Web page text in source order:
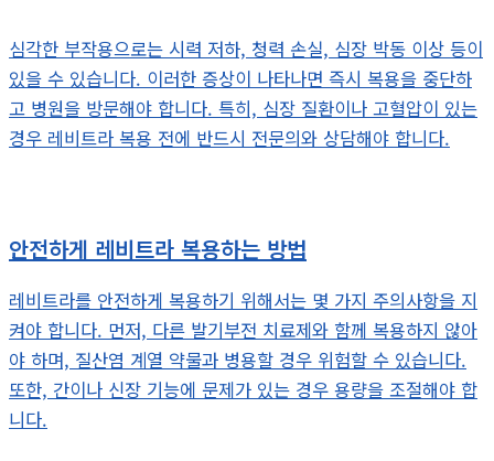
심각한 부작용으로는 시력 저하, 청력 손실, 심장 박동 이상 등이
있을 수 있습니다. 이러한 증상이 나타나면 즉시 복용을 중단하
고 병원을 방문해야 합니다. 특히, 심장 질환이나 고혈압이 있는
경우 레비트라 복용 전에 반드시 전문의와 상담해야 합니다.
안전하게 레비트라 복용하는 방법
레비트라를 안전하게 복용하기 위해서는 몇 가지 주의사항을 지
켜야 합니다. 먼저, 다른 발기부전 치료제와 함께 복용하지 않아
야 하며, 질산염 계열 약물과 병용할 경우 위험할 수 있습니다.
또한, 간이나 신장 기능에 문제가 있는 경우 용량을 조절해야 합
니다.